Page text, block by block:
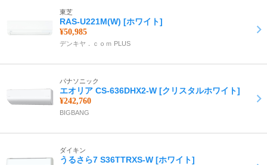
東芝
RAS-U221M(W) [ホワイト]
¥50,985
デンキヤ．ｃｏｍ PLUS
パナソニック
エオリア CS-636DHX2-W [クリスタルホワイト]
¥242,760
BIGBANG
ダイキン
うるさら7 S36TTRXS-W [ホワイト]